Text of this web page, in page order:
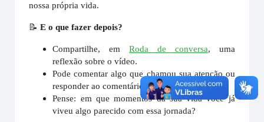
nossa própria vida.
📝 E o que fazer depois?
Compartilhe, emRoda de conversa, uma
reflexão sobre o vídeo.
Pode comentar algo que chamou sua atenção ou
responder ao comentário de um colega.
Pense: em que momentos da sua vida você já
viveu algo parecido com essa jornada?